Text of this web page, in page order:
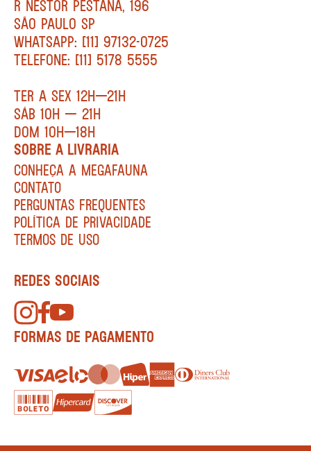
R NESTOR PESTANA, 196
SÃO PAULO SP
WHATSAPP: [11] 97132-0725
TELEFONE: [11] 5178 5555
TER A SEX 12H—21H
SÁB 10H — 21H
DOM 10H—18H
SOBRE A LIVRARIA
CONHEÇA A MEGAFAUNA
CONTATO
PERGUNTAS FREQUENTES
POLÍTICA DE PRIVACIDADE
TERMOS DE USO
REDES SOCIAIS
FORMAS DE PAGAMENTO